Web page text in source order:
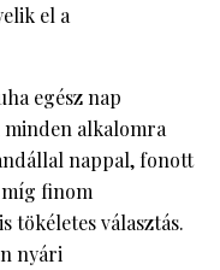
el a
egész nap
minden alkalomra
nappal, fonott
finom
tökéletes választás.
nyári